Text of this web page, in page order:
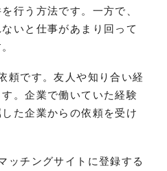
行う方法です。一方で、
いと仕事があまり回って
頼です。友人や知り合い経
。企業で働いていた経験
た企業からの依頼を受け
ッチングサイトに登録する